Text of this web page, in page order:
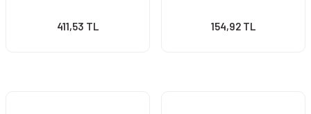
411,53 TL 154,92 TL